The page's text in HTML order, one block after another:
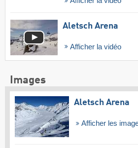
Aletsch Arena
Afficher la vidéo
Images
Aletsch Arena
Afficher les